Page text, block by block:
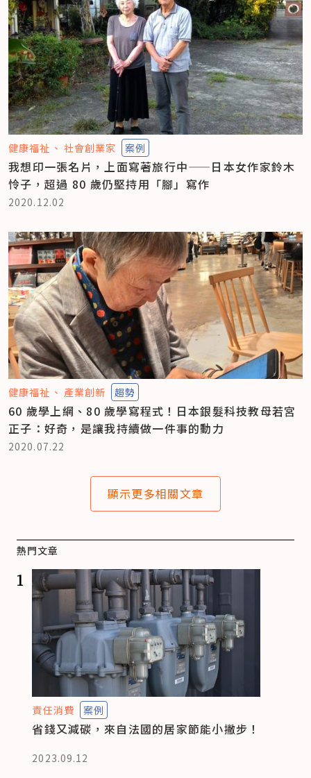
健康福祉 社會創業家 案例
我想印一張名片，上面寫著旅行中——日本女作家鈴木
怜子，超過 80 歲仍堅持用「腳」寫作
2020.12.02
健康福祉 產業創新 趨勢
60 歲學上網、80 歲學寫程式！日本銀髮科技教母若宮
正子：好奇，是讓我持續做一件事的動力
2020.07.22
顯示更多相關文章
熱門文章
1
責任消費 案例
省錢又減碳，來自法國的居家節能小撇步！
2023.09.12